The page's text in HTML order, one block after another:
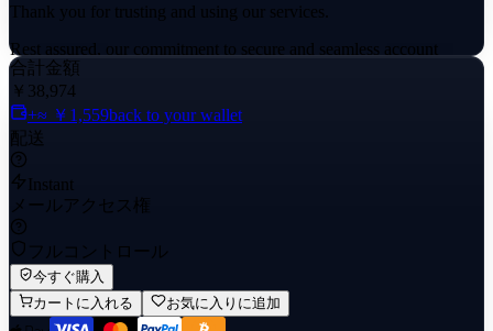
Thank you for trusting and using our services.
Rest assured, our commitment to secure and seamless account
transfers ensures you can dive into the world of Lords Mobile
without any hassle, enjoying your new account right away.
合計金額
￥38,974
+≈ ￥1,559back to your wallet
配送
Instant
メールアクセス権
フルコントロール
今すぐ購入
カートに入れる
お気に入りに追加